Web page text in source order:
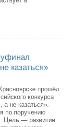
казаться»
прошёл
конкурса
а не казаться».
по поручению
Цель — развитие